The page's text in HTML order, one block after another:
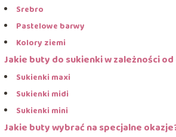
Srebro
Pastelowe barwy
Kolory ziemi
Jakie buty do sukienki w zależności od
Sukienki maxi
Sukienki midi
Sukienki mini
Jakie buty wybrać na specjalne